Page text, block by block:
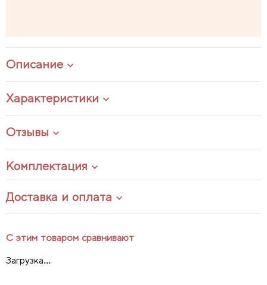
Описание
Характеристики
Отзывы
Комплектация
Доставка и оплата
С этим товаром сравнивают
Загрузка...